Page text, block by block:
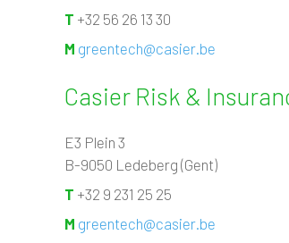
T +32 56 26 13 30
M greentech@casier.be
Casier Risk &
E3 Plein 3
B-9050 Ledeberg (Gent)
T +32 9 231 25 25
M greentech@casier.be